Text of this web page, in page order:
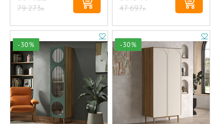
79 273Р 47 697Р
-30% -30%